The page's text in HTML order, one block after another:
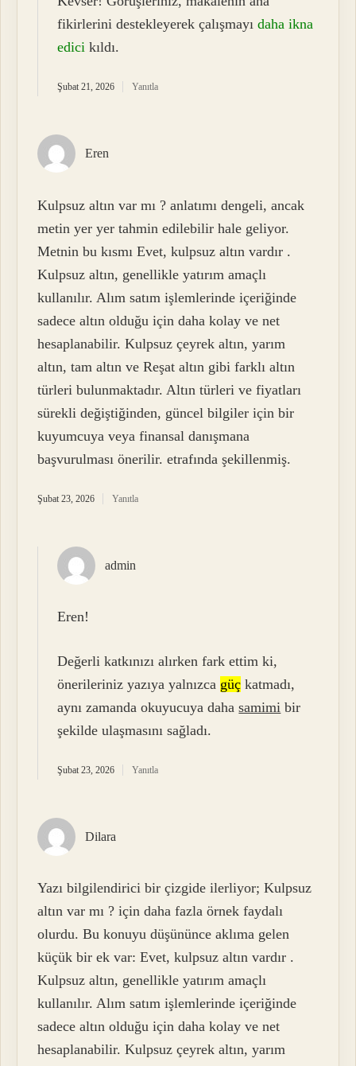
fikirlerini destekleyerek çalışmayıdaha ikna
edici kıldı.
Şubat 21, 2026 Yanıtla
Eren
Kulpsuz altın var mı ? anlatımı dengeli, ancak
metin yer yer tahmin edilebilir hale geliyor.
Metnin bu kısmı Evet, kulpsuz altın vardır .
Kulpsuz altın, genellikle yatırım amaçlı
kullanılır. Alım satım işlemlerinde içeriğinde
sadece altın olduğu için daha kolay ve net
hesaplanabilir. Kulpsuz çeyrek altın, yarım
altın, tam altın ve Reşat altın gibi farklı altın
türleri bulunmaktadır. Altın türleri ve fiyatları
sürekli değiştiğinden, güncel bilgiler için bir
kuyumcuya veya finansal danışmana
başvurulması önerilir. etrafında şekillenmiş.
Şubat 23, 2026 Yanıtla
admin
Eren!
Değerli katkınızı alırken fark ettim ki,
önerileriniz yazıya yalnızca güç katmadı,
aynı zamanda okuyucuya dahasamimi bir
şekilde ulaşmasını sağladı.
Şubat 23, 2026 Yanıtla
Dilara
Yazı bilgilendirici bir çizgide ilerliyor; Kulpsuz
altın var mı ? için daha fazla örnek faydalı
olurdu. Bu konuyu düşününce aklıma gelen
küçük bir ek var: Evet, kulpsuz altın vardır .
Kulpsuz altın, genellikle yatırım amaçlı
kullanılır. Alım satım işlemlerinde içeriğinde
sadece altın olduğu için daha kolay ve net
hesaplanabilir. Kulpsuz çeyrek altın, yarım